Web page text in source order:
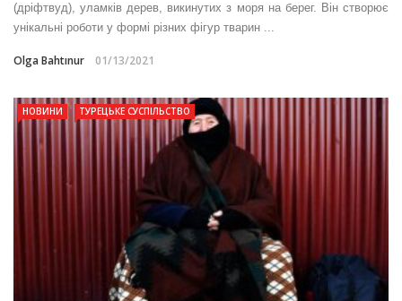
(дріфтвуд), уламків дерев, викинутих з моря на берег. Він створює
унікальні роботи у формі різних фігур тварин ...
Olga Bahtınur 01/13/2021
НОВИНИ ТУРЕЦЬКЕ СУСПІЛЬСТВО